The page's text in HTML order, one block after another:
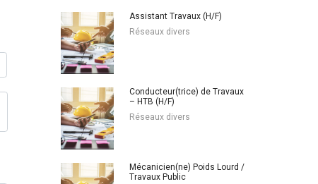
Assistant Travaux (H/F)
Réseaux divers
Conducteur(trice) de Travaux
– HTB (H/F)
Réseaux divers
Mécanicien(ne) Poids Lourd /
Travaux Public